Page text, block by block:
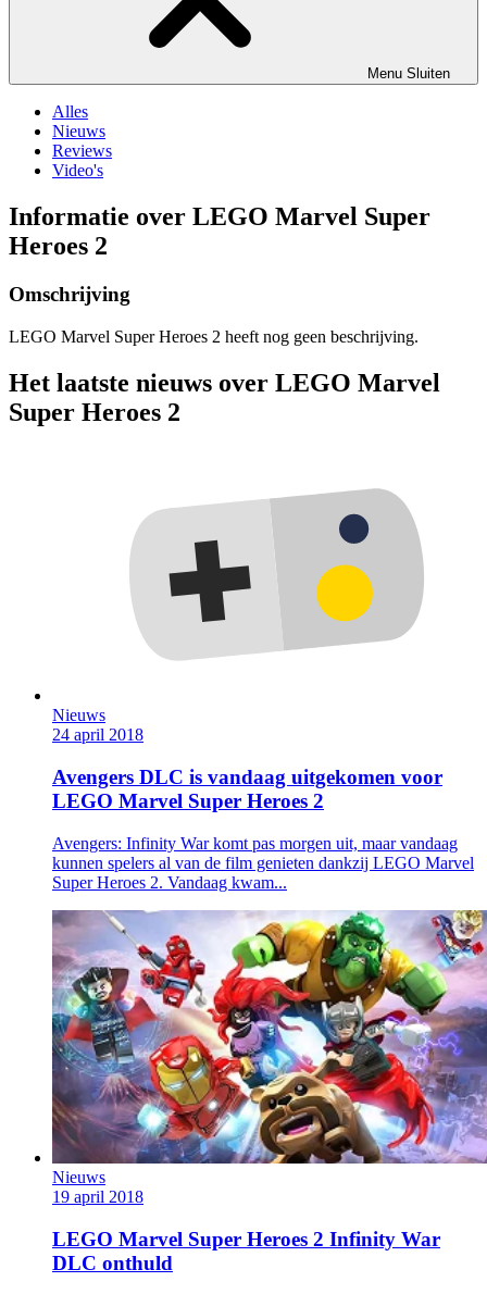
Menu Sluiten
Alles
Nieuws
Reviews
Video's
Informatie over LEGO Marvel Super
Heroes 2
Omschrijving
LEGO Marvel Super Heroes 2 heeft nog geen beschrijving.
Het laatste nieuws over LEGO Marvel
Super Heroes 2
Nieuws
24 april 2018
Avengers DLC is vandaag uitgekomen voor
LEGO Marvel Super Heroes 2
Avengers: Infinity War komt pas morgen uit, maar vandaag
kunnen spelers al van de film genieten dankzij LEGO Marvel
Super Heroes 2. Vandaag kwam...
Nieuws
19 april 2018
LEGO Marvel Super Heroes 2 Infinity War
DLC onthuld